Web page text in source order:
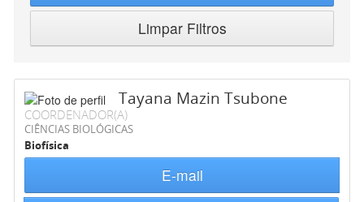
Limpar Filtros
Tayana Mazin Tsubone
COORDENADOR(A)
CIÊNCIAS BIOLÓGICAS
Biofísica
E-mail